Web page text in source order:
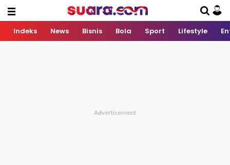
Indeks News Bisnis Bola Sport Lifestyle